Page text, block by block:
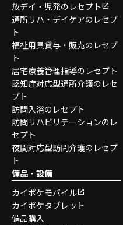
放デイ・児発のレセプト
通所リハ・デイケアのレセプ
ト
福祉用具貸与・販売のレセプ
ト
居宅療養管理指導のレセプト
認知症対応型通所介護のレセ
プト
訪問入浴のレセプト
訪問リハビリテーションのレ
セプト
夜間対応型訪問介護のレセプ
ト
備品・設備
カイポケモバイル
カイポケタブレット
備品購入